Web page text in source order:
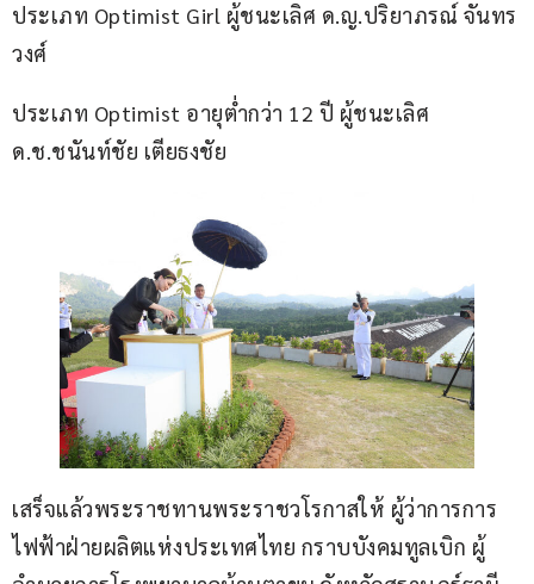
ประเภท Optimist Girl ผู้ชนะเลิศ ด.ญ.ปริยาภรณ์ จันทร
วงศ์
ประเภท Optimist อายุต่ำกว่า 12 ปี ผู้ชนะเลิศ
ด.ช.ชนันท์ชัย เตียธงชัย
เสร็จแล้วพระราชทานพระราชวโรกาสให้ ผู้ว่าการการ
ไฟฟ้าฝ่ายผลิตแห่งประเทศไทย กราบบังคมทูลเบิก ผู้